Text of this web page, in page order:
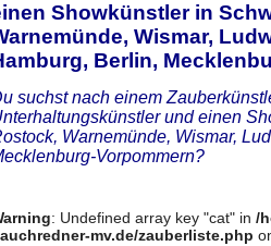
Showkünstler in
Wismar,
Berlin,
suchst nach einem
und einen
Warnemünde, Wismar,
Vorpommern?
: Undefined array key "cat" in /
mv.de/zauberliste.php